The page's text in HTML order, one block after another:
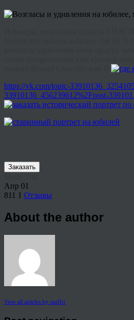
https://vk.com/topic-
33910136_456239612%2Fpost-
Заказать
Апр 01
811 1 Отзывы
About the author
View all articles by rauffri